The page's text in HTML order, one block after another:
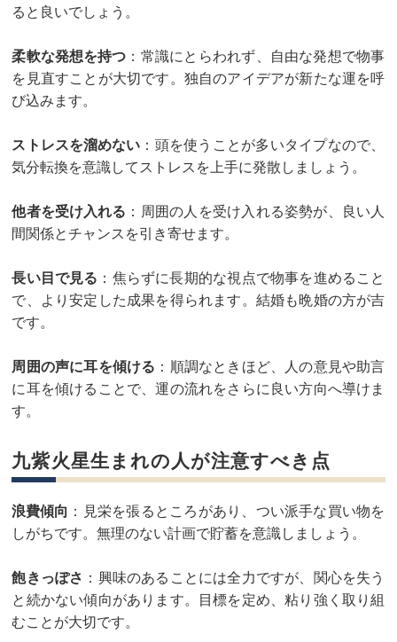
ると良いでしょう。
柔軟な発想を持つ ：常識にとらわれず、自由な発想で物事
を見直すことが大切です。独自のアイデアが新たな運を呼
び込みます。
ストレスを溜めない ：頭を使うことが多いタイプなので、
気分転換を意識してストレスを上手に発散しましょう。
他者を受け入れる ：周囲の人を受け入れる姿勢が、良い人
間関係とチャンスを引き寄せます。
長い目で見る ：焦らずに長期的な視点で物事を進めること
で、より安定した成果を得られます。結婚も晩婚の方が吉
です。
周囲の声に耳を傾ける ：順調なときほど、人の意見や助言
に耳を傾けることで、運の流れをさらに良い方向へ導けま
す。
九紫火星生まれの人が注意すべき点
浪費傾向 ：見栄を張るところがあり、つい派手な買い物を
しがちです。無理のない計画で貯蓄を意識しましょう。
飽きっぽさ ：興味のあることには全力ですが、関心を失う
と続かない傾向があります。目標を定め、粘り強く取り組
むことが大切です。